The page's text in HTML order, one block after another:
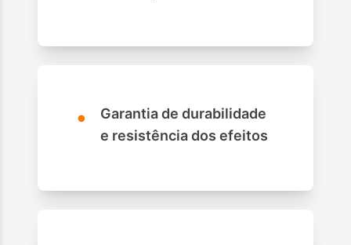
•
Garantia de durabilidade
e resistência dos efeitos